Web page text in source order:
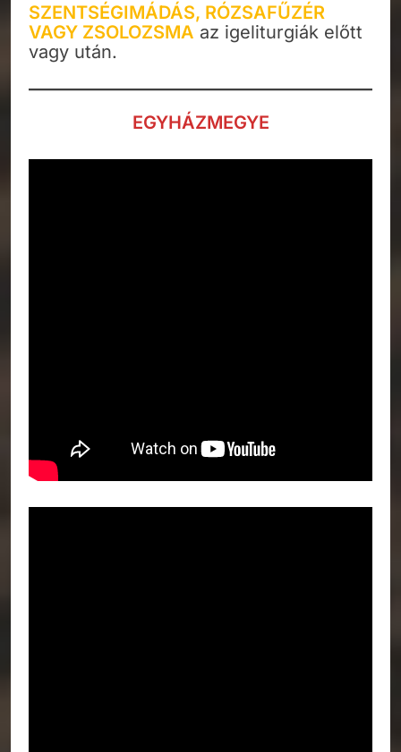
SZENTSÉGIMÁDÁS, RÓZSAFŰZÉR
VAGY ZSOLOZSMA az igeliturgiák előtt
vagy után.
EGYHÁZMEGYE